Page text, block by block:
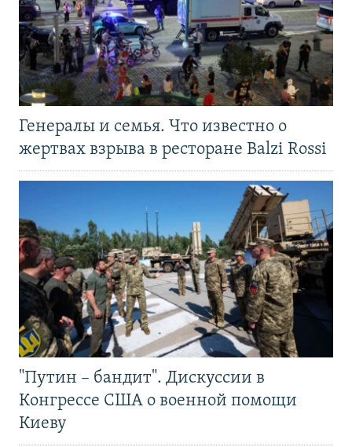
Генералы и семья. Что известно о
жертвах взрыва в ресторане Balzi Rossi
"Путин – бандит". Дискуссии в
Конгрессе США о военной помощи
Киеву